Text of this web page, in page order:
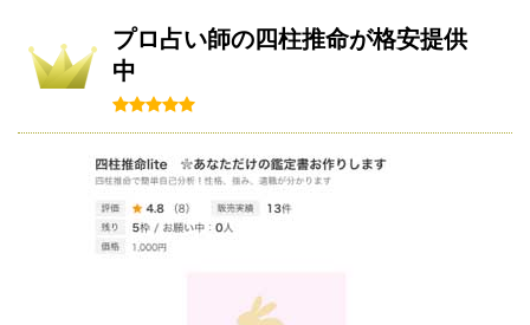
プロ占い師の四柱推命が格安提供
中